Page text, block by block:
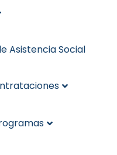
Asistencia Social